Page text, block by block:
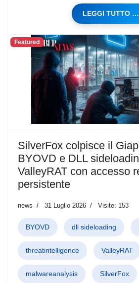
LEGGI TUTTO …
Featured
SilverFox colpisce il
BYOVD e DLL
ValleyRAT con accesso
persistente
news 31 Luglio 2026 Visite: 153
BYOVD dll sideloading
threatintelligence ValleyRAT
malwareanalysis SilverFox